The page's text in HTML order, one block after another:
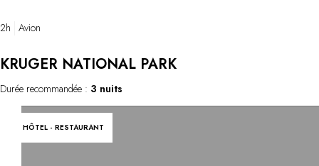
2h Avion
Durée recommandée : 3 nuits
KRUGER NATIONAL PARK
HÔTEL - RESTAURANT